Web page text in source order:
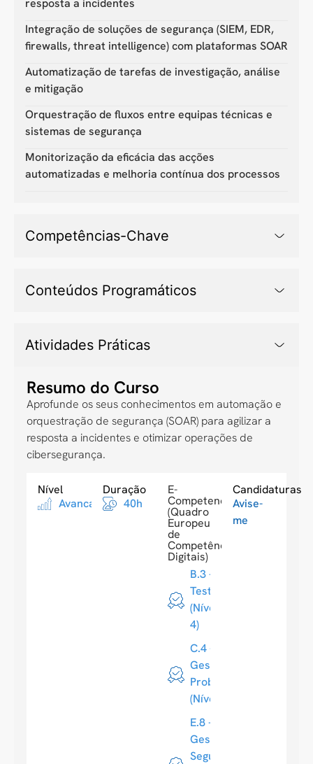
Integração de soluções de segurança (SIEM, EDR,
firewalls, threat intelligence) com plataformas SOAR
Automatização de tarefas de investigação, análise
e mitigação
Orquestração de fluxos entre equipas técnicas e
sistemas de segurança
Monitorização da eficácia das acções
automatizadas e melhoria contínua dos processos
Competências-Chave
Conteúdos Programáticos
Atividades Práticas
Resumo do Curso
Aprofunde os seus conhecimentos em automação e
orquestração de segurança (SOAR) para agilizar a
resposta a incidentes e otimizar operações de
cibersegurança.
Nível
Avancado
Duração
40h
E-
Competences
(Quadro
Europeu
de
Competências
Digitais)
B.3 -
Testes
(Nível
4)
C.4 -
Gestão de
Problemas
(Nível 4)
E.8 -
Gestão da
Segurança
Candidaturas
Avise-
me